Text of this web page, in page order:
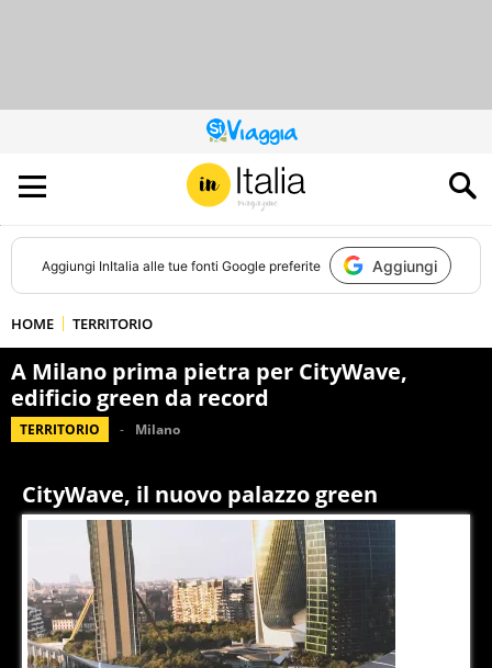
QUESTO
SITO
CONTRIBUISCE
ALL’AUDIENCE
DI
Aggiungi InItalia alle tue fonti Google preferite Aggiungi
HOME TERRITORIO
A Milano prima pietra per CityWave,
edificio green da record
TERRITORIO Milano
CityWave, il nuovo palazzo green